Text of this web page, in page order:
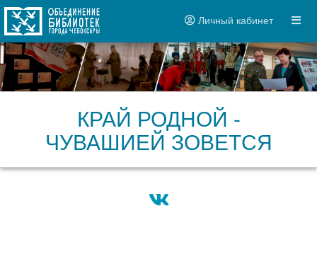
Личный кабинет
КРАЙ РОДНОЙ -
ЧУВАШИЕЙ ЗОВЕТСЯ